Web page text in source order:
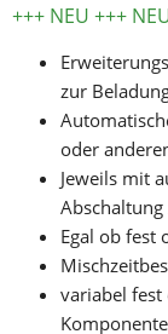
+++ NEU +++
zur
oder
Jeweils mit
Egal ob fest
variabel fest